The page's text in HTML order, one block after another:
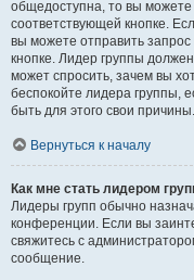
общедоступна, то вы можете
соответствующей кнопке.
вы можете отправить
кнопке. Лидер группы
может спросить, зачем вы
беспокойте лидера группы,
быть для этого свои причины.
Вернуться к началу
Как мне стать лидером
Лидеры групп обычно
конференции. Если вы
свяжитесь с
сообщение.